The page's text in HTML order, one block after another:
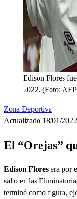
Edison Flores
2022. (Foto:
Zona Deportiva
Actualizado 18/01/
El “Orejas”
Edison Flores era por
salto en las
terminó como figura,